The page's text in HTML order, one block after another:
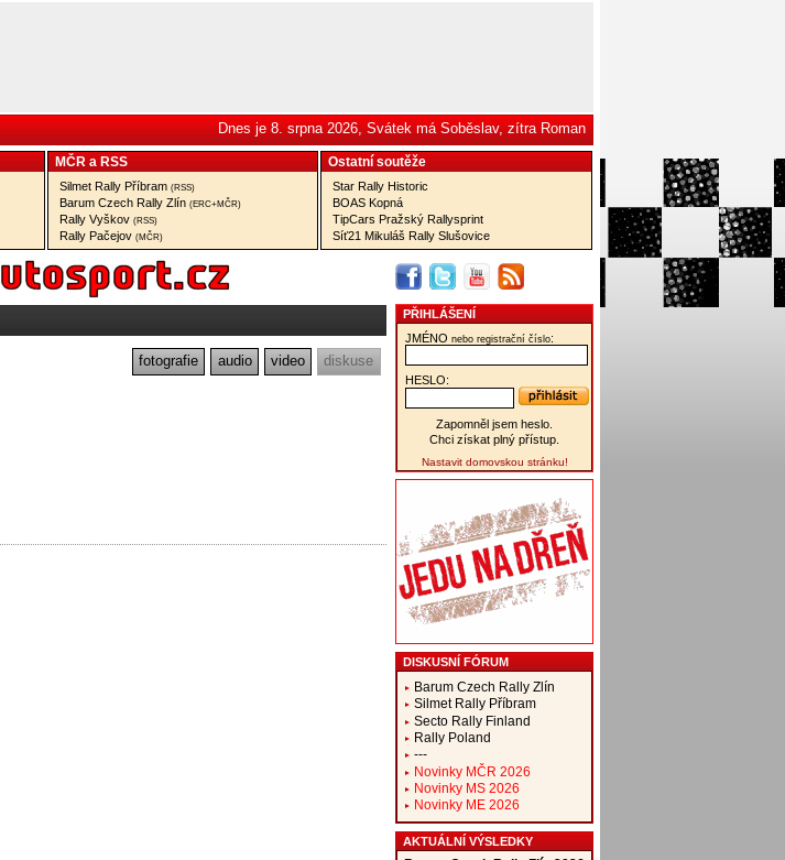
Dnes je 8. srpna 2026, Svátek má Soběslav, zítra Roman
MČR a RSS
Silmet Rally Příbram (RSS)
Barum Czech Rally Zlín (ERC+MČR)
Rally Vyškov (RSS)
Rally Pačejov (MČR)
Ostatní­ soutěže
Star Rally Historic
BOAS Kopná
TipCars Pražský Rallysprint
Síť21 Mikuláš Rally Slušovice
fotografie audio video diskuse
PŘIHLÁŠENÍ
JMÉNO nebo registrační číslo:
HESLO:
Zapomněl jsem heslo.
Chci získat plný přístup.
Nastavit domovskou stránku!
DISKUSNÍ FÓRUM
Barum Czech Rally Zlín
Silmet Rally Příbram
Secto Rally Finland
Rally Poland
---
Novinky MČR 2026
Novinky MS 2026
Novinky ME 2026
AKTUÁLNÍ VÝSLEDKY